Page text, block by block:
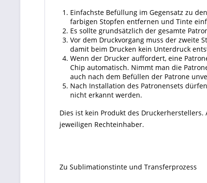
Einfachste Befüllung im Gegensatz zu
farbigen Stopfen entfernen und Tinte
Es sollte grundsätzlich der gesamte
Vor dem Druckvorgang muss der zweite
damit beim Drucken kein Unterdruck
Wenn der Drucker auffordert, eine
Chip automatisch. Nimmt man die
auch nach dem Befüllen der Patrone
Nach Installation des Patronensets
nicht erkannt werden.
Dies ist kein Produkt des
jeweiligen Rechteinhaber.
Zu Sublimationstinte und Transferprozess